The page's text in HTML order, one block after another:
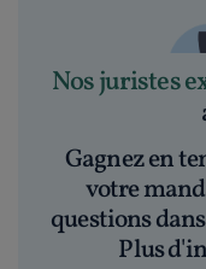
Nos juristes
Gagnez en
votre
questions
Plus